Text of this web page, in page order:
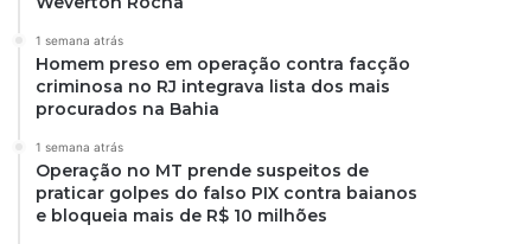
1 semana atrás
Homem preso em operação contra facção
criminosa no RJ integrava lista dos mais
procurados na Bahia
1 semana atrás
Operação no MT prende suspeitos de
praticar golpes do falso PIX contra baianos
e bloqueia mais de R$ 10 milhões